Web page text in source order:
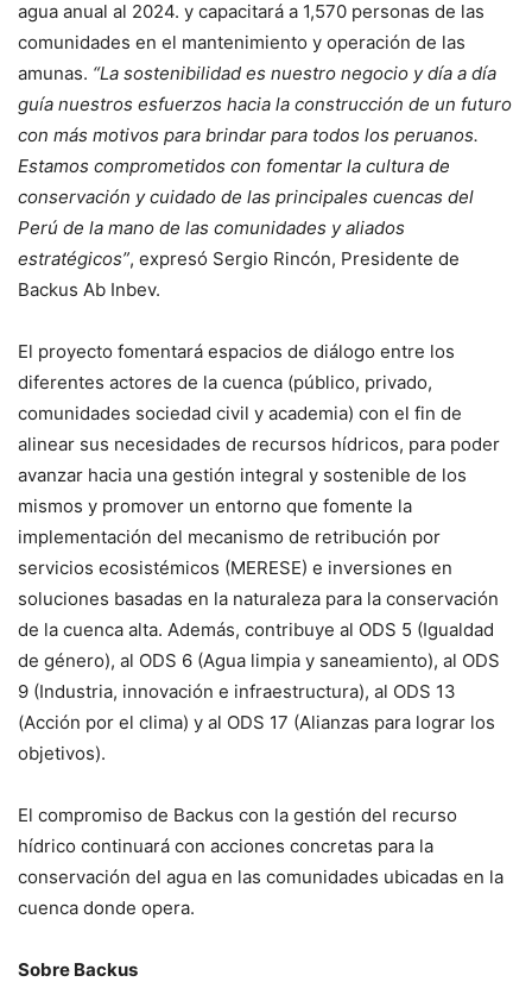
agua anual al 2024. y capacitará a 1,570 personas de las
comunidades en el mantenimiento y operación de las
amunas. “La sostenibilidad es nuestro negocio y día a día
guía nuestros esfuerzos hacia la construcción de un futuro
con más motivos para brindar para todos los peruanos.
Estamos comprometidos con fomentar la cultura de
conservación y cuidado de las principales cuencas del
Perú de la mano de las comunidades y aliados
estratégicos”, expresó Sergio Rincón, Presidente de
Backus Ab Inbev.
El proyecto fomentará espacios de diálogo entre los
diferentes actores de la cuenca (público, privado,
comunidades sociedad civil y academia) con el fin de
alinear sus necesidades de recursos hídricos, para poder
avanzar hacia una gestión integral y sostenible de los
mismos y promover un entorno que fomente la
implementación del mecanismo de retribución por
servicios ecosistémicos (MERESE) e inversiones en
soluciones basadas en la naturaleza para la conservación
de la cuenca alta. Además, contribuye al ODS 5 (Igualdad
de género), al ODS 6 (Agua limpia y saneamiento), al ODS
9 (Industria, innovación e infraestructura), al ODS 13
(Acción por el clima) y al ODS 17 (Alianzas para lograr los
objetivos).
El compromiso de Backus con la gestión del recurso
hídrico continuará con acciones concretas para la
conservación del agua en las comunidades ubicadas en la
cuenca donde opera.
Sobre Backus